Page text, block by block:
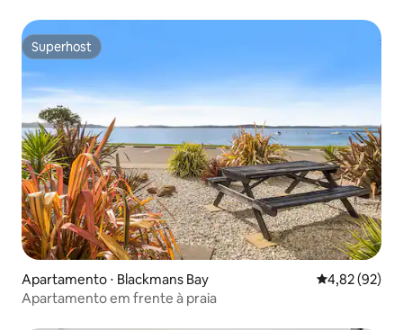
Superhost
Superhost
Apartamento ⋅ Blackmans Bay 4,82 de uma
4,82 (92)
Apartamento em frente à praia